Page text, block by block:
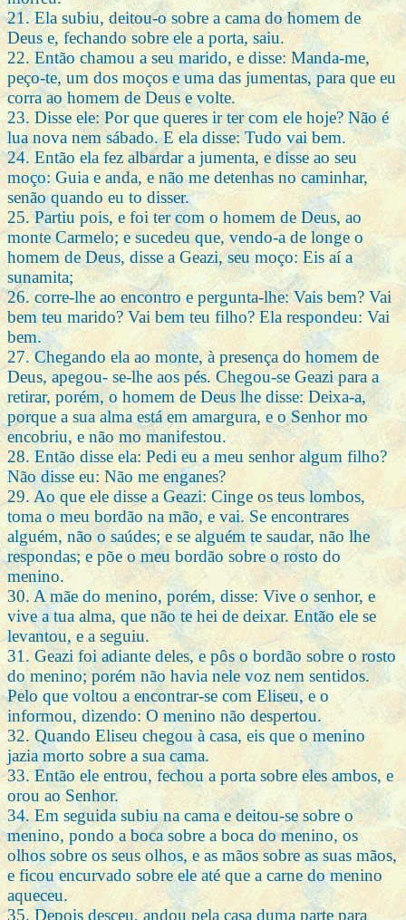
21. Ela subiu, deitou-o sobre a cama do homem de
Deus e, fechando sobre ele a porta, saiu.
22. Então chamou a seu marido, e disse: Manda-me,
peço-te, um dos moços e uma das jumentas, para que eu
corra ao homem de Deus e volte.
23. Disse ele: Por que queres ir ter com ele hoje? Não é
lua nova nem sábado. E ela disse: Tudo vai bem.
24. Então ela fez albardar a jumenta, e disse ao seu
moço: Guia e anda, e não me detenhas no caminhar,
senão quando eu to disser.
25. Partiu pois, e foi ter com o homem de Deus, ao
monte Carmelo; e sucedeu que, vendo-a de longe o
homem de Deus, disse a Geazi, seu moço: Eis aí a
sunamita;
26. corre-lhe ao encontro e pergunta-lhe: Vais bem? Vai
bem teu marido? Vai bem teu filho? Ela respondeu: Vai
bem.
27. Chegando ela ao monte, à presença do homem de
Deus, apegou- se-lhe aos pés. Chegou-se Geazi para a
retirar, porém, o homem de Deus lhe disse: Deixa-a,
porque a sua alma está em amargura, e o Senhor mo
encobriu, e não mo manifestou.
28. Então disse ela: Pedi eu a meu senhor algum filho?
Não disse eu: Não me enganes?
29. Ao que ele disse a Geazi: Cinge os teus lombos,
toma o meu bordão na mão, e vai. Se encontrares
alguém, não o saúdes; e se alguém te saudar, não lhe
respondas; e põe o meu bordão sobre o rosto do
menino.
30. A mãe do menino, porém, disse: Vive o senhor, e
vive a tua alma, que não te hei de deixar. Então ele se
levantou, e a seguiu.
31. Geazi foi adiante deles, e pôs o bordão sobre o rosto
do menino; porém não havia nele voz nem sentidos.
Pelo que voltou a encontrar-se com Eliseu, e o
informou, dizendo: O menino não despertou.
32. Quando Eliseu chegou à casa, eis que o menino
jazia morto sobre a sua cama.
33. Então ele entrou, fechou a porta sobre eles ambos, e
orou ao Senhor.
34. Em seguida subiu na cama e deitou-se sobre o
menino, pondo a boca sobre a boca do menino, os
olhos sobre os seus olhos, e as mãos sobre as suas mãos,
e ficou encurvado sobre ele até que a carne do menino
aqueceu.
35. Depois desceu, andou pela casa duma parte para